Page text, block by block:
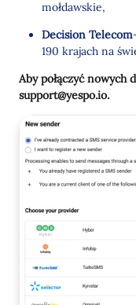
mołdawskie,
Decision Telecom
190 krajach na
Aby połączyć nowych
support@yespo.io.